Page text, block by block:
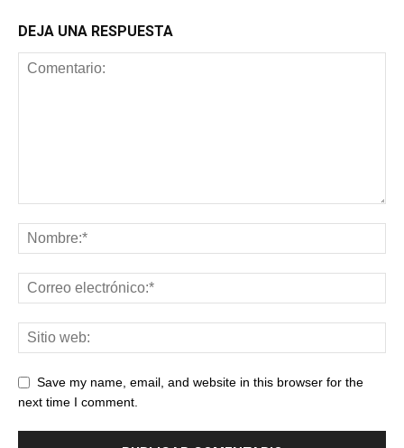
DEJA UNA RESPUESTA
Save my name, email, and website in this browser for the
next time I comment.